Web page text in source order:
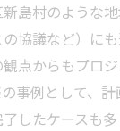
島村のような
協議など）に
点からもプロ
事例として、
したケースも多